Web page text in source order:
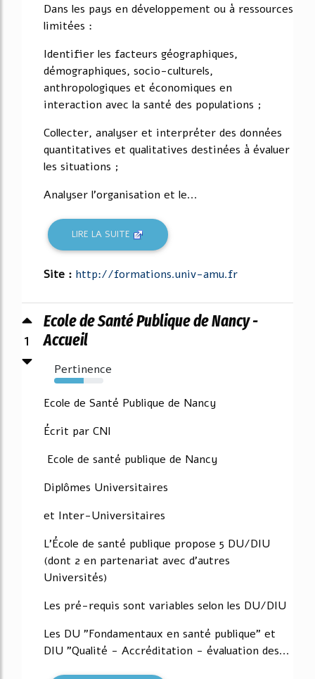
Dans les pays en développement ou à ressources
limitées :
Identifier les facteurs géographiques,
démographiques, socio-culturels,
anthropologiques et économiques en
interaction avec la santé des populations ;
Collecter, analyser et interpréter des données
quantitatives et qualitatives destinées à évaluer
les situations ;
Analyser l'organisation et le...
LIRE LA SUITE
Site : http://formations.univ-amu.fr
1
Ecole de Santé Publique de Nancy -
Accueil
Pertinence
60%
Ecole de Santé Publique de Nancy
Écrit par CNI
Ecole de santé publique de Nancy
Diplômes Universitaires
et Inter-Universitaires
L'École de santé publique propose 5 DU/DIU
(dont 2 en partenariat avec d'autres
Universités)
Les pré-requis sont variables selon les DU/DIU
Les DU "Fondamentaux en santé publique" et
DIU "Qualité - Accréditation - évaluation des...